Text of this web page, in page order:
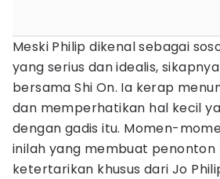
Meski Philip dikenal sebagai
yang serius dan idealis,
bersama Shi On. Ia kerap
dan memperhatikan hal kecil
dengan gadis itu. Momen-
inilah yang membuat penonton
ketertarikan khusus dari Jo